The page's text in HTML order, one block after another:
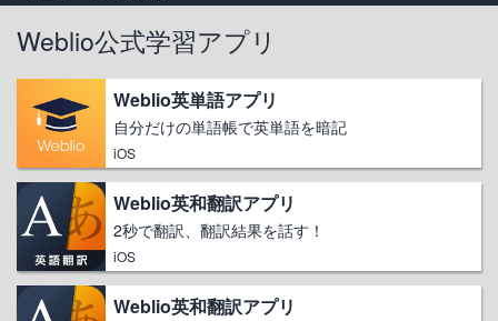
Weblio公式学習アプリ
Weblio英単語アプリ
自分だけの単語帳で英単語を暗記
iOS
Weblio英和翻訳アプリ
2秒で翻訳、翻訳結果を話す！
iOS
Weblio英和翻訳アプリ